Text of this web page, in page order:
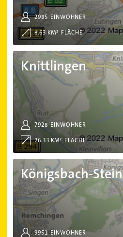
EINWOHNER
2985
FLÄCHE
8.63 KM²
Knittlingen
EINWOHNER
7928
FLÄCHE
26.33 KM²
Knittlingen
Königsbach-Stein
EINWOHNER
9951
Königsbach-Stein